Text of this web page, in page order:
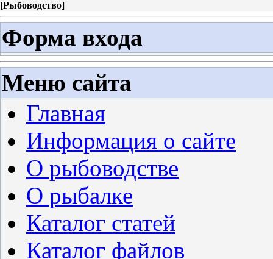
[Рыбоводство]
Форма входа
Меню сайта
Главная
Информация о сайте
О рыбоводстве
О рыбалке
Каталог статей
Каталог файлов